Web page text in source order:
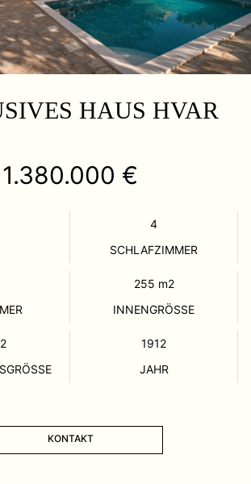
HAUS HVAR
1.380.000 €
4
SCHLAFZIMMER
255 m2
INNENGRÖSSE
1912
JAHR
KONTAKT